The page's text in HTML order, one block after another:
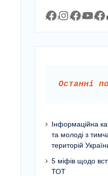
Facebook
Останні
Інформаційна
та молоді з
територій
5 міфів щодо
ТОТ